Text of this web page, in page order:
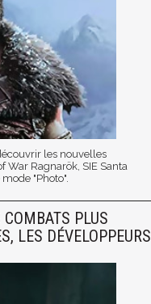
les nouvelles
War Ragnarök, SIE Santa
"Photo".
COMBATS PLUS
LES DÉVELOPPEURS